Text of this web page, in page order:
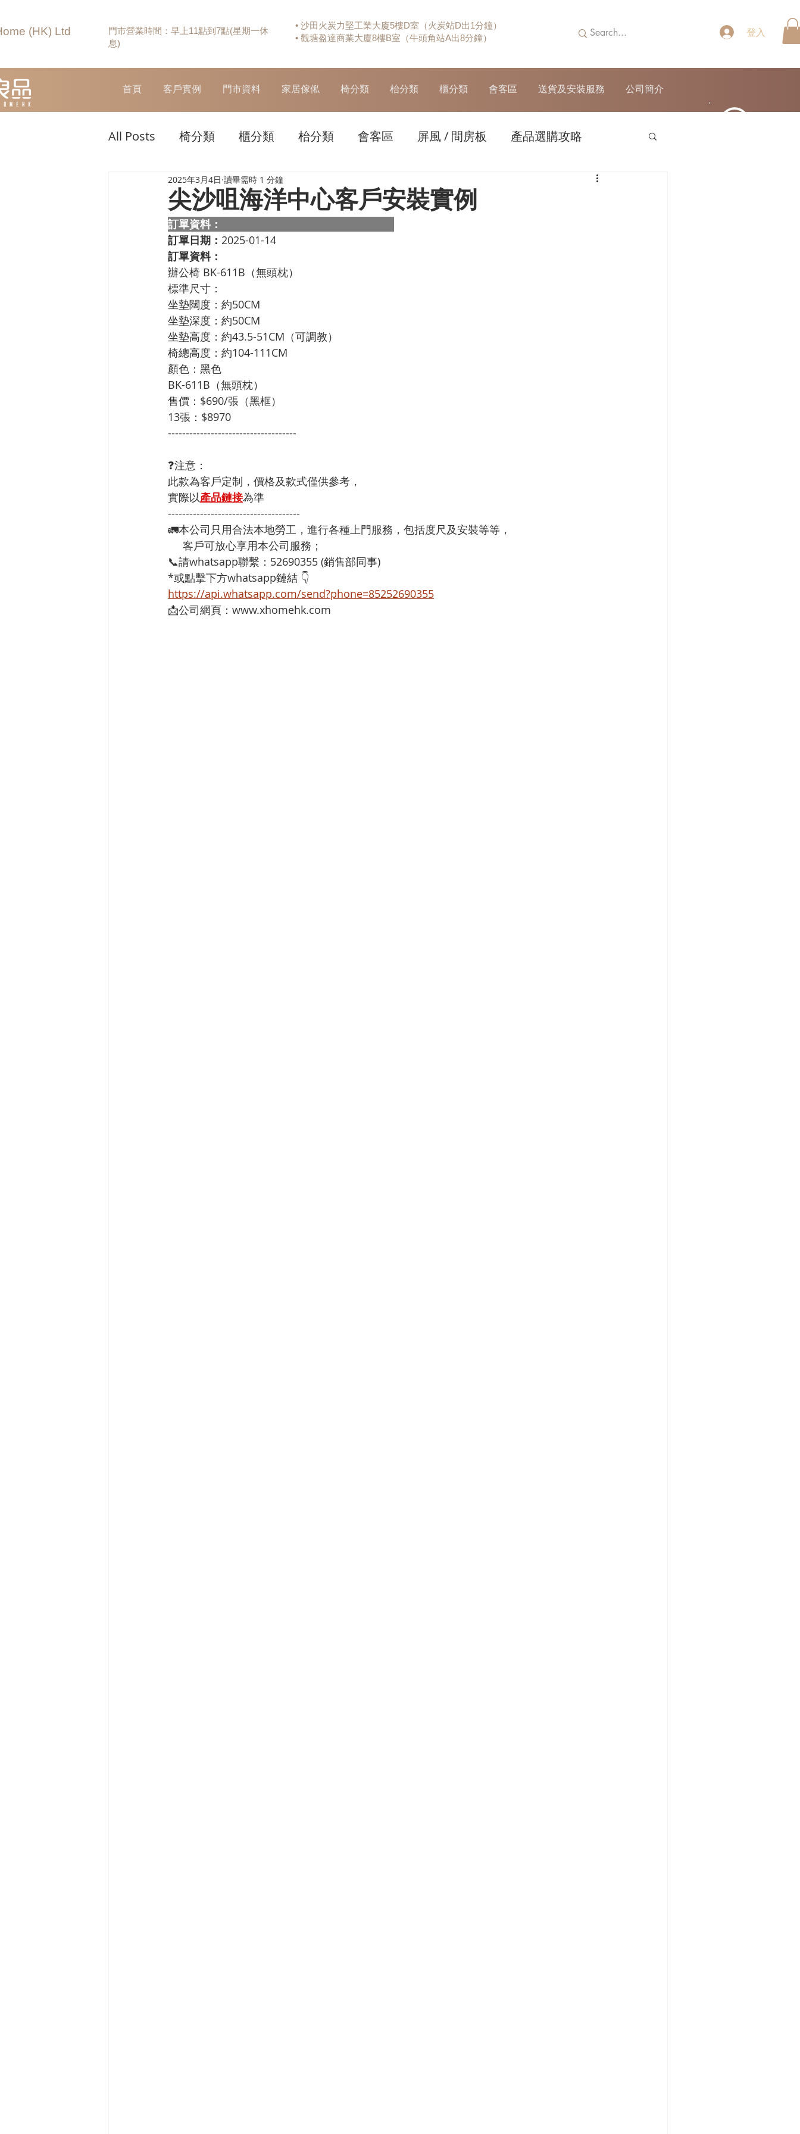
(HK) Ltd
門市營業時間：早上11點到7點(星期一休
息)
• 沙田火炭力堅工業大廈5樓D室（火炭站D出1分鐘）
• 觀塘盈達商業大廈8樓B室（牛頭角站A出8分鐘）
登入
首頁 客戶實例 門市資料 家居傢俬 椅分類 枱分類 櫃分類 會客區 送貨及安裝服務 公司簡介
All Posts 椅分類 櫃分類 枱分類 會客區 屏風 / 間房板 產品選購攻略
尖沙咀海洋中心客戶安裝實例
2025年3月4日 讀畢需時 1 分鐘
訂單資料：
訂單日期： 2025-01-14
訂單資料：
辦公椅 BK-611B（無頭枕）
標準尺寸：
坐墊闊度：約50CM
坐墊深度：約50CM
坐墊高度：約43.5-51CM（可調教）
椅總高度：約104-111CM
顏色：黑色
BK-611B（無頭枕）
售價：$690/張（黑框）
13張：$8970
------------------------------------
❓注意：
此款為客戶定制，價格及款式僅供參考，
實際以產品鏈接為準
-------------------------------------
🚛本公司只用合法本地勞工，進行各種上門服務，包括度尺及安裝等等，
     客戶可放心享用本公司服務；
📞請whatsapp聯繫：52690355 (銷售部同事)
*或點擊下方whatsapp鏈結 👇
https://api.whatsapp.com/send?phone=85252690355
📩公司網頁：www.xhomehk.com